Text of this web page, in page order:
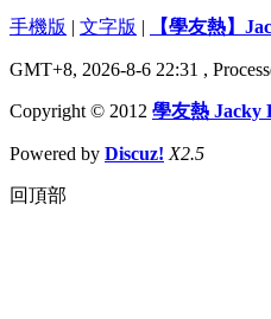
手機版 | 文字版 | 【學友熱】
GMT+8, 2026-8-6 22:31 ,
Copyright © 2012 學友熱 Jacky
Powered by Discuz! X2.5
回頂部